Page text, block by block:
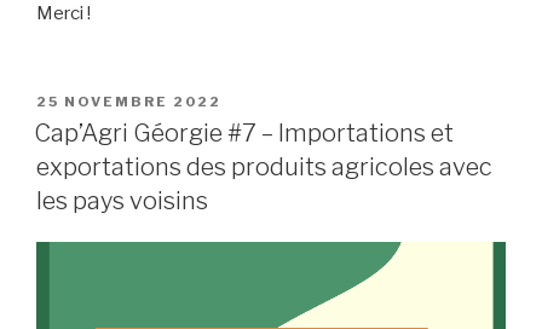
Merci !
25 NOVEMBRE 2022
Cap’Agri Géorgie #7 – Importations et
exportations des produits agricoles avec
les pays voisins